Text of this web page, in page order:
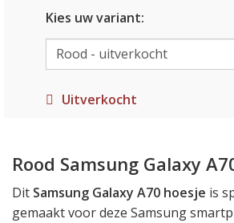
Kies uw variant:
Uitverkocht
Rood Samsung Galaxy
Dit Samsung Galaxy A70 hoesje is
gemaakt voor deze Samsung